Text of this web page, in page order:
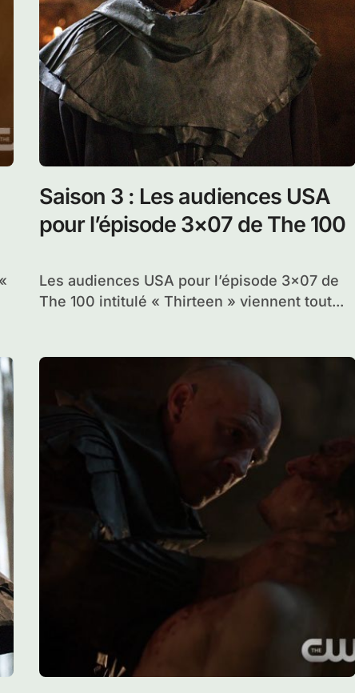
Saison 3 : Les audiences USA
pour l’épisode 3×07 de The 100
Les audiences USA pour l’épisode 3×07 de
The 100 intitulé « Thirteen » viennent tout...